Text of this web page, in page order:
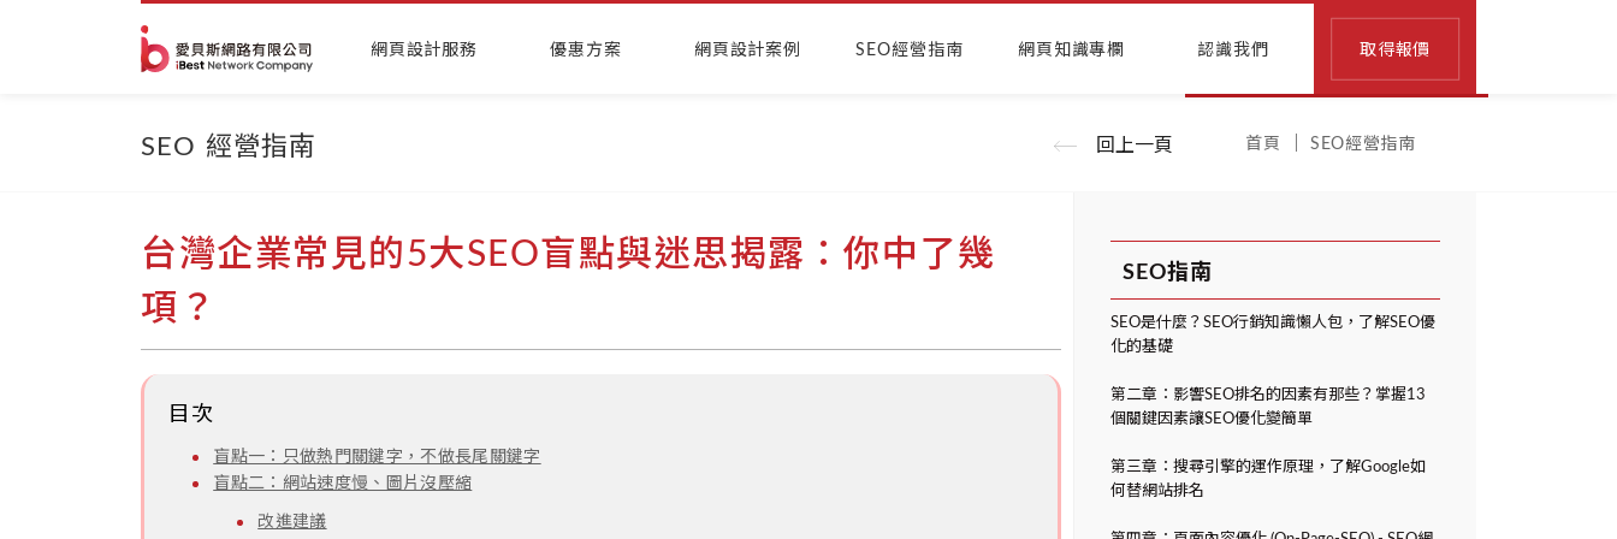
網頁設計服務 優惠方案 網頁設計案例 SEO經營指南 網頁知識專欄 認識我們 取得報價
SEO 經營指南 回上一頁 首頁 SEO經營指南
台灣企業常見的5大SEO盲點與迷思揭露：你中了幾
項？
目次
盲點一：只做熱門關鍵字，不做長尾關鍵字
盲點二：網站速度慢、圖片沒壓縮
改進建議
SEO指南
SEO是什麼？SEO行銷知識懶人包，了解SEO優
化的基礎
第二章：影響SEO排名的因素有那些？掌握13
個關鍵因素讓SEO優化變簡單
第三章：搜尋引擎的運作原理，了解Google如
何替網站排名